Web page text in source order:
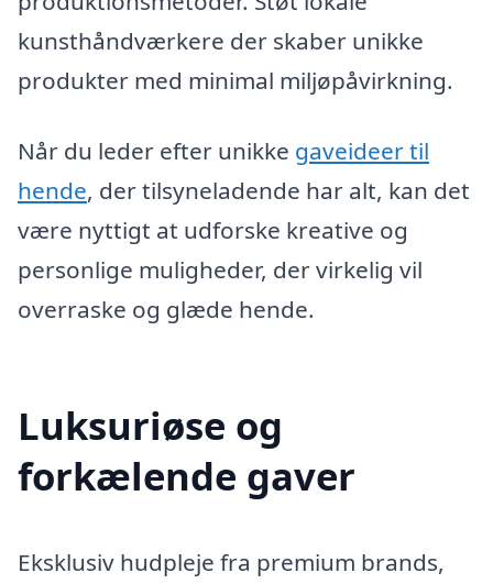
kunsthåndværkere der skaber unikke
produkter med minimal miljøpåvirkning.
Når du leder efter unikke gaveideer til
hende, der tilsyneladende har alt, kan det
være nyttigt at udforske kreative og
personlige muligheder, der virkelig vil
overraske og glæde hende.
Luksuriøse og
forkælende gaver
Eksklusiv hudpleje fra premium brands,